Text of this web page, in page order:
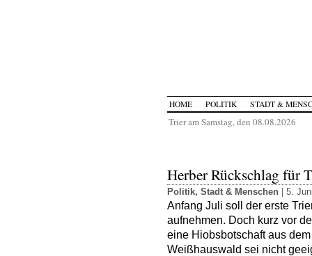
HOME POLITIK STADT &
Trier am Samstag, den 08.08.2026
Herber Rückschlag für
Politik, Stadt & Menschen | 5.
Anfang Juli soll der erste
aufnehmen. Doch kurz vor
eine Hiobsbotschaft aus
Weißhauswald sei nicht